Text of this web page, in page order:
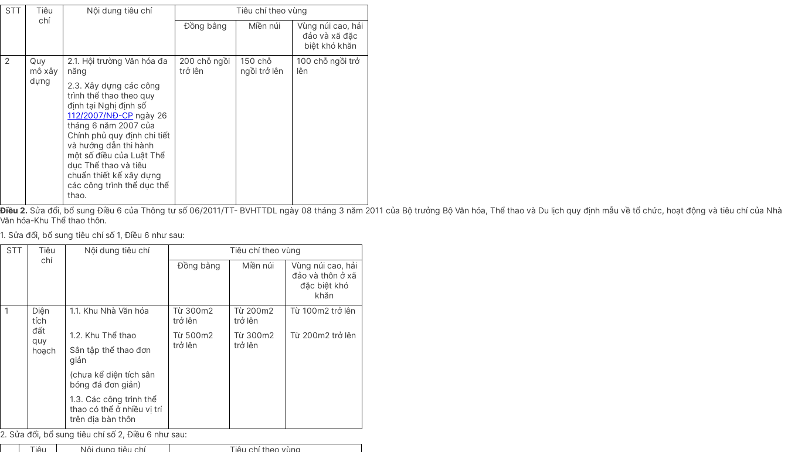
STT
Tiêu
chí
Nội dung tiêu chí
Tiêu chí theo vùng
Đồng bằng
Miền núi
Vùng núi cao, hải
đảo và xã đặc
biệt khó khăn
2
Quy
mô xây
dựng
2.1. Hội trường Văn hóa đa
năng
2.3. Xây dựng các công
trình thể thao theo quy
định tại Nghị định số
112/2007/NĐ-CP ngày 26
tháng 6 năm 2007 của
Chính phủ quy định chi tiết
và hướng dẫn thi hành
một số điều của Luật Thể
dục Thể thao và tiêu
chuẩn thiết kế xây dựng
các công trình thể dục thể
thao.
200 chỗ ngồi
trở lên
150 chỗ
ngồi trở lên
100 chỗ ngồi trở
lên
Điều 2. Sửa đổi, bổ sung Điều 6 của Thông tư số 06/2011/TT- BVHTTDL ngày 08 tháng 3 năm 2011 của Bộ trưởng Bộ Văn hóa, Thể thao và Du lịch quy định mẫu về tổ chức, hoạt động và tiêu chí của Nhà
Văn hóa-Khu Thể thao thôn.
1. Sửa đổi, bổ sung tiêu chí số 1, Điều 6 như sau:
STT
Tiêu
chí
Nội dung tiêu chí
Tiêu chí theo vùng
Đồng bằng
Miền núi
Vùng núi cao, hải
đảo và thôn ở xã
đặc biệt khó
khăn
1
Diện
tích
đất
quy
hoạch
1.1. Khu Nhà Văn hóa
1.2. Khu Thể thao
Sân tập thể thao đơn
giản
(chưa kể diện tích sân
bóng đá đơn giản)
1.3. Các công trình thể
thao có thể ở nhiều vị trí
trên địa bàn thôn
Từ 300m2
trở lên
Từ 500m2
trở lên
Từ 200m2
trở lên
Từ 300m2
trở lên
Từ 100m2 trở lên
Từ 200m2 trở lên
2. Sửa đổi, bổ sung tiêu chí số 2, Điều 6 như sau:
Tiêu
Nội dung tiêu chí
Tiêu chí theo vùng